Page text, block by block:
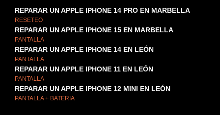
REPARAR UN APPLE IPHONE 14 PRO EN MARBELLA
RESETEO
REPARAR UN APPLE IPHONE 15 EN MARBELLA
PANTALLA
REPARAR UN APPLE IPHONE 14 EN LEÓN
PANTALLA
REPARAR UN APPLE IPHONE 11 EN LEÓN
PANTALLA
REPARAR UN APPLE IPHONE 12 MINI EN LEÓN
PANTALLA + BATERIA